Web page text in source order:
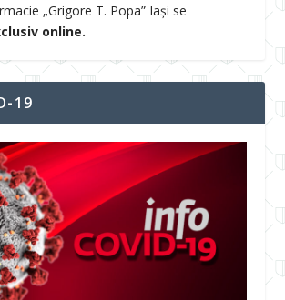
„Grigore T. Popa” Iași se
online.
19